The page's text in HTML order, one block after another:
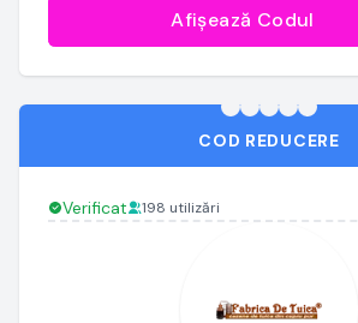
Afișează Codul
COD REDUCERE
Verificat 198 utilizări